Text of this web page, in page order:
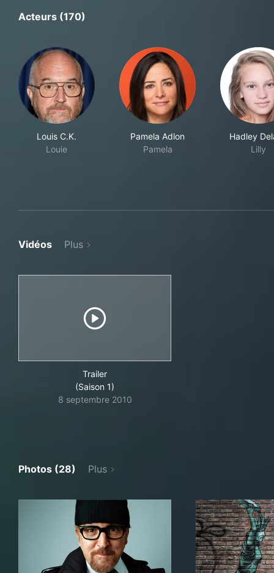
Acteurs (170)
Louis C.K.
Louie
Pamela Adlon
Pamela
Hadley
Lilly
Vidéos Plus
Trailer
(Saison 1)
8 septembre 2010
Photos (28) Plus